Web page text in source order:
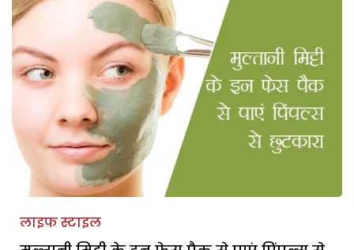
लाइफ स्टाइल